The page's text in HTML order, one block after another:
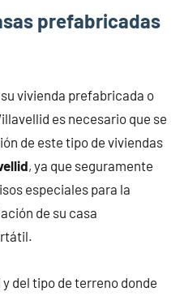
prefabricadas
vivienda prefabricada o
es necesario que se
de este tipo de viviendas
, ya que seguramente
especiales para la
de su casa
del tipo de terreno donde